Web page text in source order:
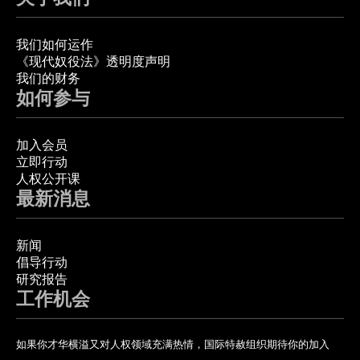
我们如何运作
《现代奴役法》透明度声明
我们的财务
如何参与
加入会员
立即行动
人权公开课
最新消息
新闻
倡导行动
研究报告
工作机会
如果你才华横溢又对人权领域充满热情，国际特赦组织期待你的加入